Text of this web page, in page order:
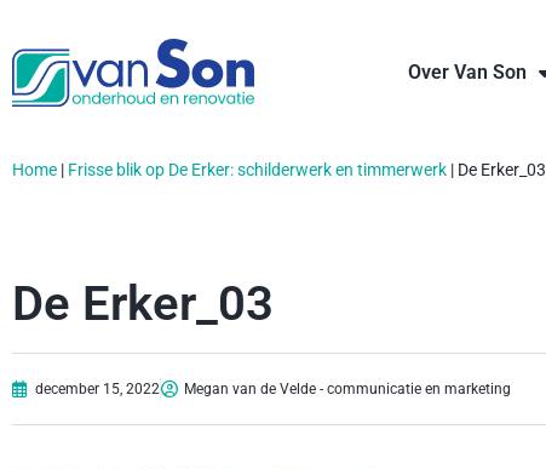
Over Van Son
Home | Frisse blik op De Erker: schilderwerk en timmerwerk | De Erker_03
De Erker_03
december 15, 2022 Megan van de Velde - communicatie en marketing